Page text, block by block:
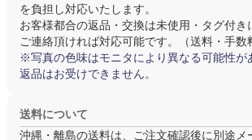
を負担し対応いたします。
お客様都合の返品・交換は未使用・タグ付き
ご連絡頂ければ対応可能です。（送料・手数
※写真の色味はモニタにより異なる可能性が
返品はお受けできません。
送料について
沖縄・離島の送料は、ご注文確認後に別途メ